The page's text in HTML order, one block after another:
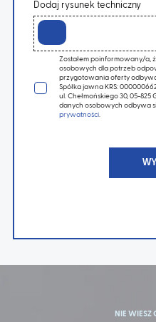
Dodaj rysunek techniczny
Zostałem poinformowany/a,
osobowych dla potrzeb
przygotowania oferty odbywa
Spółka jawna KRS:
ul. Chełmońskiego 30, 05-
danych osobowych odbywa
prywatności.
NIE WIESZ